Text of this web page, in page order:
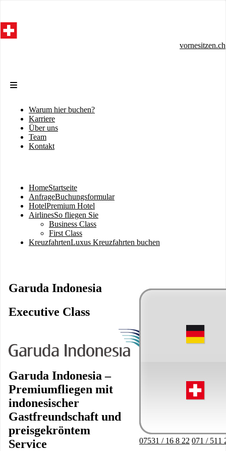
Inhalt
vornesitzen.ch
Sekundärmenü
Warum hier buchen?
Karriere
Über uns
Team
Kontakt
Hauptnavigation
HomeStartseite
AnfrageBuchungsformular
HotelPremium Hotel
AirlinesSo fliegen Sie
Business Class
First Class
KreuzfahrtenLuxus Kreuzfahrten buchen
Garuda Indonesia
Executive Class
Garuda Indonesia –
Premiumfliegen mit
indonesischer
Gastfreundschaft und
preisgekröntem
Service
07531 / 16 8 22 071 / 511